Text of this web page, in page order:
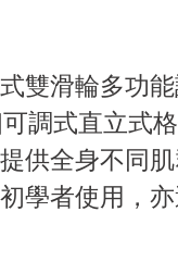
雙滑輪多功
調式直立式
供全身不同
學者使用，